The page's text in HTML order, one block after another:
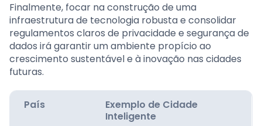
Finalmente, focar na construção de uma
infraestrutura de tecnologia robusta e consolidar
regulamentos claros de privacidade e segurança de
dados irá garantir um ambiente propício ao
crescimento sustentável e à inovação nas cidades
futuras.
País
Exemplo de Cidade
Inteligente